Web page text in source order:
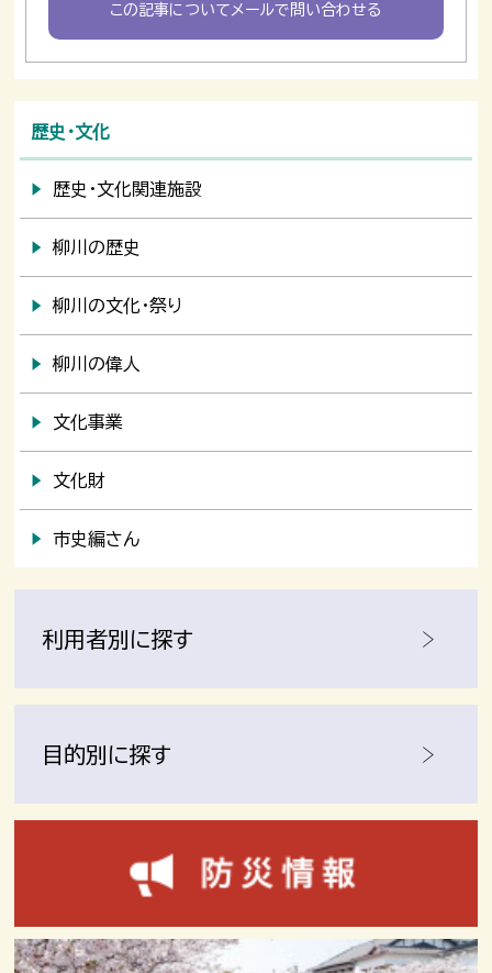
この記事についてメールで問い合わせる
歴史・文化
歴史・文化関連施設
柳川の歴史
柳川の文化・祭り
柳川の偉人
文化事業
文化財
市史編さん
利用者別に探す
目的別に探す